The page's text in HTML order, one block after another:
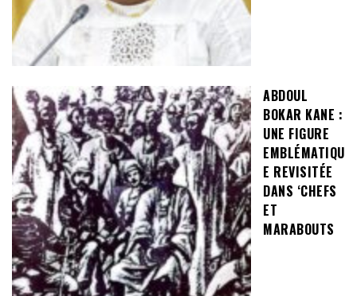
ABDOUL
BOKAR KANE :
UNE FIGURE
EMBLÉMATIQU
E REVISITÉE
DANS ‘CHEFS
ET
MARABOUTS